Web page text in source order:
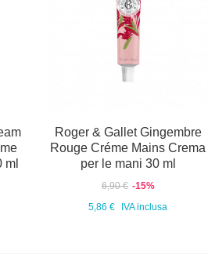
ml
Roger & Gallet Gingembre
Rouge Créme Mains Crema
per le mani 30 ml
6,90 € -15%
5,86 €
IVA inclusa